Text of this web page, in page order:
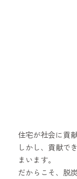
住宅が社会に貢
しかし、貢献で
まいます。
だからこそ、脱